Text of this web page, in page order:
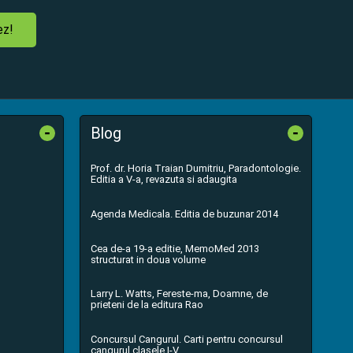
- Blog -
Prof. dr. Horia Traian Dumitriu, Paradontologie.
Editia a V-a, revazuta si adaugita
Agenda Medicala. Editia de buzunar 2014
Cea de-a 19-a editie, MemoMed 2013
structurat in doua volume
Larry L. Watts, Fereste-ma, Doamne, de
prieteni de la editura Rao
Concursul Cangurul. Carti pentru concursul
cangurul clasele I-V